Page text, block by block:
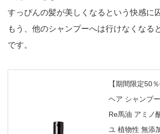
すっぴんの髪が美しくなるという快感に
もう、他のシャンプーへは行けなくなる
です。
【期間限定50
ヘア シャンプ
Re馬油 アミノ
ユ 植物性 無添